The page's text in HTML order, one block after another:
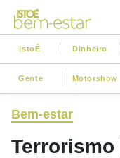
IstoÉ Dinheiro
Gente Motorshow
Bem-estar